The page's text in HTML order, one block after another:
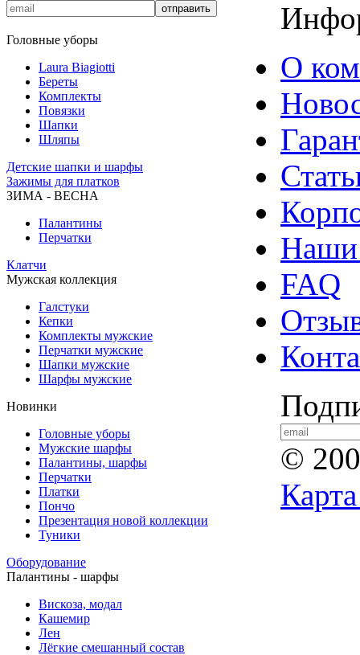
Головные уборы
Laura Biagiotti
Береты
Комплекты
Повязки
Шапки
Шляпы
Детские шапки и шарфы
Зажимы для платков
ЗИМА - ВЕСНА
Палантины
Перчатки
Клатчи
Мужская коллекция
Галстуки
Кепки
Комплекты мужские
Перчатки мужские
Шапки мужские
Шарфы мужские
Новинки
Головные уборы
Мужские шарфы
Палантины, шарфы
Перчатки
Платки
Пончо
Презентация новой коллекции
Туники
Оборудование
Палантины - шарфы
Вискоза, модал
Кашемир
Лен
Лёгкие смешанный состав
О
Наши
FAQ
©